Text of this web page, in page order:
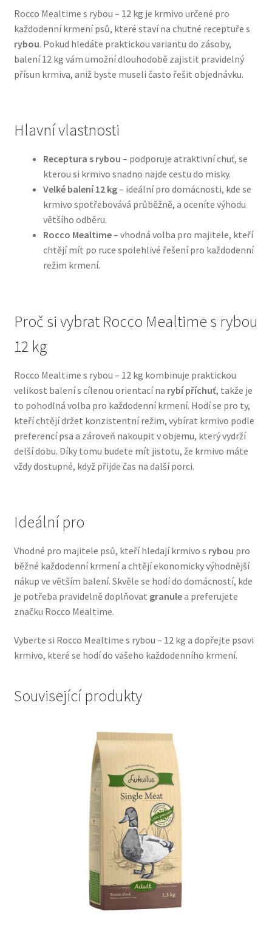
Bozita pro psy — Švédské krmivo s nordickou kvalitou
Brit pro psy
Natural Trainer pro psy — Italské krmivo s
Happy Dog — Německá kvalita a přirozené složení
Hill’s pro psy
Hračky pro psy
Konzervy a kapsičky pro psy
Oblečky pro psy
Pelíšky pro psy
Ortopedické pelíšky
Přepravky pro psy
Royal Canin pro psy
Veterinární dieta pro psy
Vodítka a obojky
Rocco Mealtime s rybou – 12 kg je krmivo určené pro
každodenní krmení psů, které staví na chutné receptuře s
rybou. Pokud hledáte praktickou variantu do zásoby,
balení 12 kg vám umožní dlouhodobě zajistit pravidelný
přísun krmiva, aniž byste museli často řešit objednávku.
Hlavní vlastnosti
Receptura s rybou – podporuje atraktivní chuť, se
kterou si krmivo snadno najde cestu do misky.
Velké balení 12 kg– ideální pro domácnosti, kde se
krmivo spotřebovává průběžně, a oceníte výhodu
většího odběru.
Rocco Mealtime– vhodná volba pro majitele, kteří
chtějí mít po ruce spolehlivé řešení pro každodenní
režim krmení.
Proč si vybrat Rocco Mealtime s rybou
12 kg
Rocco Mealtime s rybou – 12 kg kombinuje praktickou
velikost balení s cílenou orientací na rybí příchuť, takže je
to pohodlná volba pro každodenní krmení. Hodí se pro ty,
kteří chtějí držet konzistentní režim, vybírat krmivo podle
preferencí psa a zároveň nakoupit v objemu, který vydrží
delší dobu. Díky tomu budete mít jistotu, že krmivo máte
vždy dostupné, když přijde čas na další porci.
Ideální pro
Vhodné pro majitele psů, kteří hledají krmivo s rybou pro
běžné každodenní krmení a chtějí ekonomicky výhodnější
nákup ve větším balení. Skvěle se hodí do domácností, kde
je potřeba pravidelně doplňovat granulea preferujete
značku Rocco Mealtime.
Vyberte si Rocco Mealtime s rybou – 12 kg a dopřejte psovi
krmivo, které se hodí do vašeho každodenního krmení.
Související produkty